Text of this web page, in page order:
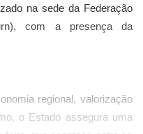
na sede da Federação
com a presença da
regional, valorização
o Estado assegura uma